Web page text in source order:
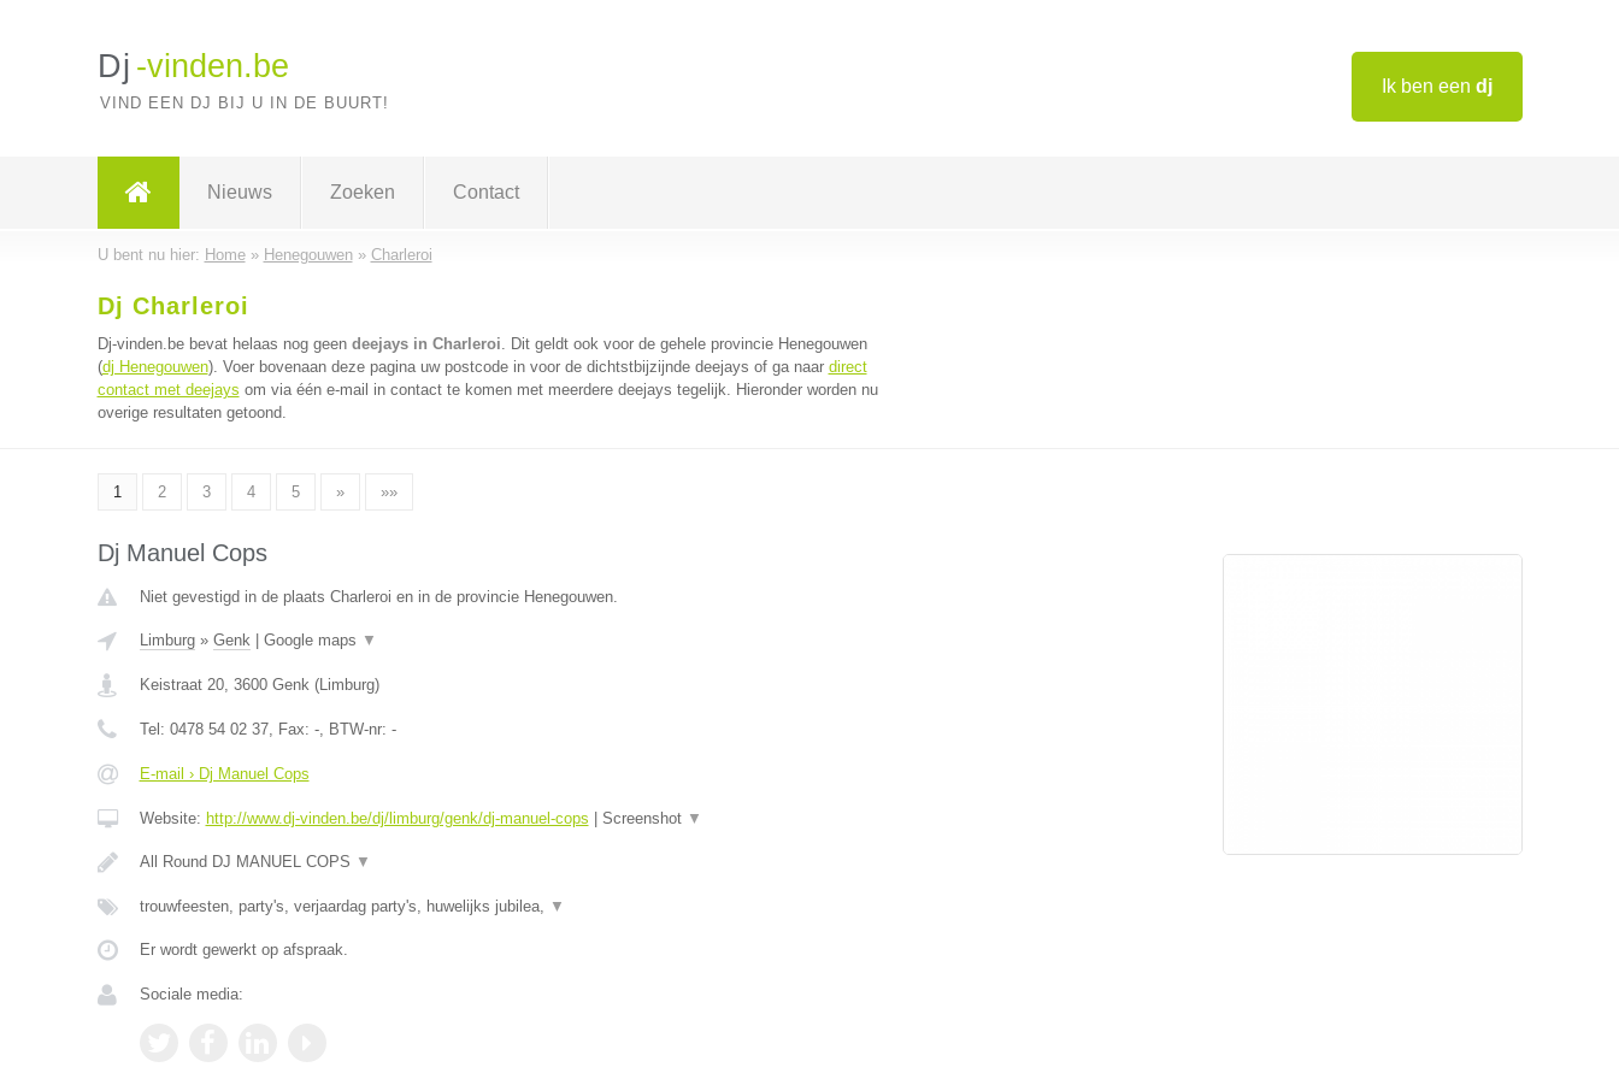
Ik ben een dj
Dj -vinden.be
VIND EEN DJ BIJ U IN DE BUURT!
Nieuws Zoeken Contact
U bent nu hier: Home» Henegouwen» Charleroi
Dj Charleroi
Dj-vinden.be bevat helaas nog geen deejays in Charleroi. Dit geldt ook voor de gehele provincie Henegouwen
(dj Henegouwen). Voer bovenaan deze pagina uw postcode in voor de dichtstbijzijnde deejays of ga naar direct
contact met deejays om via één e-mail in contact te komen met meerdere deejays tegelijk. Hieronder worden nu
overige resultaten getoond.
1 2 3 4 5 » »»
Dj Manuel Cops
Niet gevestigd in de plaats Charleroi en in de provincie Henegouwen.
Limburg» Genk| Google maps ▼
Keistraat 20, 3600 Genk(Limburg)
Tel: 0478 54 02 37, Fax: -, BTW-nr: -
E-mail › Dj Manuel Cops
Website: http://www.dj-vinden.be/dj/limburg/genk/dj-manuel-cops Screenshot ▼
All Round DJ MANUEL COPS ▼
trouwfeesten, party's, verjaardag party's, huwelijks jubilea, ▼
Er wordt gewerkt op afspraak.
Sociale media: